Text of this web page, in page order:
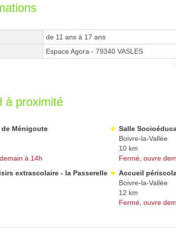
de 11 ans à 17 ans
Espace Agora - 79340 VASLES
à proximité
Ménigoute
à 14h
Salle
Boivre-la-Vallée
10 km
Fermé, ouvre
extrascolaire - la Passerelle
Accueil
Boivre-la-Vallée
12 km
Fermé, ouvre